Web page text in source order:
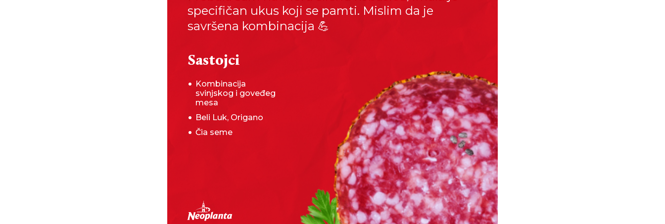
specifičan ukus koji se pamti. Mislim da je
savršena kombinacija 💪
Sastojci
Kombinacija
svinjskog i goveđeg
mesa
Beli Luk, Origano
Čia seme